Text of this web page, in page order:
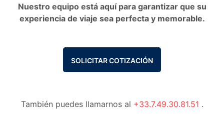
Nuestro equipo está aquí para garantizar que su
experiencia de viaje sea perfecta y memorable.
SOLICITAR COTIZACIÓN
También puedes llamarnos al +33.7.49.30.81.51 .